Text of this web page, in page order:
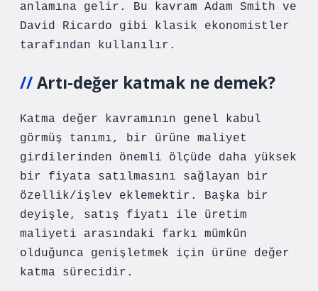
anlamına gelir. Bu kavram Adam Smith ve
David Ricardo gibi klasik ekonomistler
tarafından kullanılır.
Artı-değer katmak ne demek?
Katma değer kavramının genel kabul
görmüş tanımı, bir ürüne maliyet
girdilerinden önemli ölçüde daha yüksek
bir fiyata satılmasını sağlayan bir
özellik/işlev eklemektir. Başka bir
deyişle, satış fiyatı ile üretim
maliyeti arasındaki farkı mümkün
olduğunca genişletmek için ürüne değer
katma sürecidir.